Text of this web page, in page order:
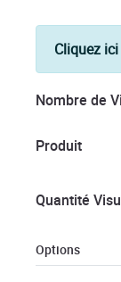
Cliquez ici
Nombre de
Produit
Quantité
Options